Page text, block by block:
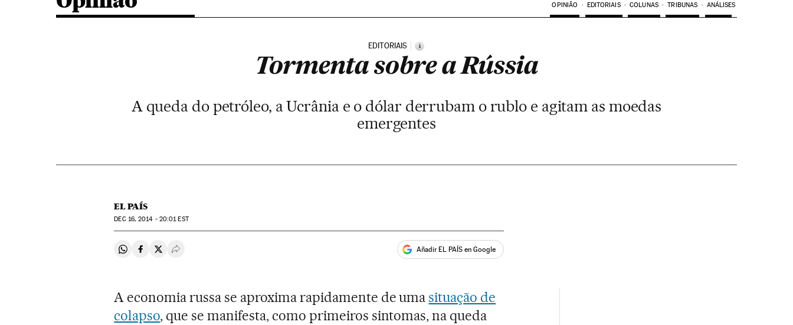
OPINIÃO EDITORIAIS COLUNAS TRIBUNAS ANÁLISES
EDITORIAIS i
Tormenta sobre a Rússia
A queda do petróleo, a Ucrânia e o dólar derrubam o rublo e agitam as moedas
emergentes
EL PAÍS
DEC16, 2014 - 20:01EST
Compartir en Whatsapp
Compartir en Facebook
Compartir en Twitter
Desplegar Redes Sociales Añadir EL PAÍS en Google
A economia russa se aproxima rapidamente de umasituação de
colapso, que se manifesta, como primeiros sintomas, na queda